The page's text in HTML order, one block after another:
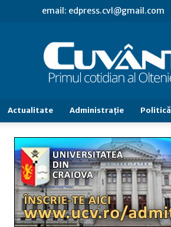
email: edpress.cvl@gmail.com
Actualitate Administraţie Politică